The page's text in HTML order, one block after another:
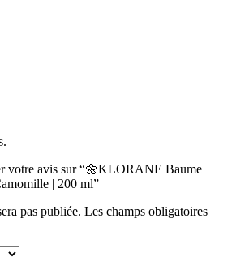
votre avis sur “🌼KLORANE Baume
| 200 ml”
pas publiée. Les champs obligatoires